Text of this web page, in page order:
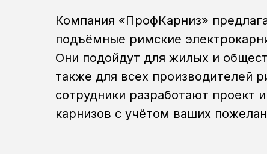
Компания «ПрофКарниз»
подъёмные римские
Они подойдут для жилых и
также для всех производителей
сотрудники разработают проект
карнизов с учётом ваших